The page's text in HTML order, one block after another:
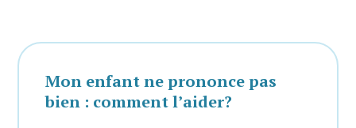
Mon enfant ne prononce pas
bien : comment l’aider?